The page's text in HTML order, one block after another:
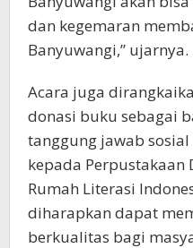
dan kegemaran
Banyuwangi,” ujarnya.
Acara juga
donasi buku sebagai
tanggung jawab sosial
kepada Perpustakaan
Rumah Literasi
diharapkan dapat
berkualitas bagi